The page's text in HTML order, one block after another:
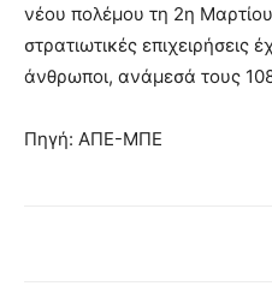
νέου πολέμου τη 2η
στρατιωτικές επιχειρήσεις
άνθρωποι, ανάμεσά τους 108
Πηγή: ΑΠΕ-ΜΠΕ